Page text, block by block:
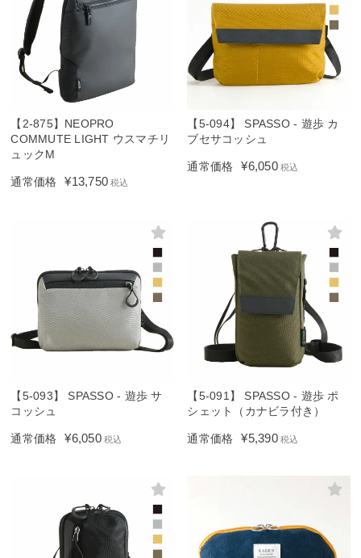
【2-875】NEOPRO
COMMUTE LIGHT ウスマチリ
ュックM
通常価格 ¥13,750 税込
【5-094】 SPASSO - 遊歩 カ
ブセサコッシュ
通常価格 ¥6,050 税込
【5-093】 SPASSO - 遊歩 サ
コッシュ
通常価格 ¥6,050 税込
【5-091】 SPASSO - 遊歩 ポ
シェット（カナビラ付き）
通常価格 ¥5,390 税込